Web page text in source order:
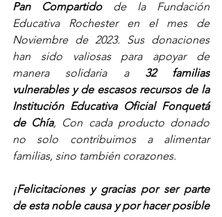
Pan Compartido de la Fundación
Educativa Rochester en el mes de
Noviembre de 2023. Sus donaciones
han sido valiosas para apoyar de
manera solidaria a 32 familias
vulnerables y de escasos recursos de la
Institución Educativa Oficial Fonquetá
de Chía, Con cada producto donado
no solo contribuimos a alimentar
familias, sino también corazones.
¡Felicitaciones y gracias por ser parte
de esta noble causa y por hacer posible